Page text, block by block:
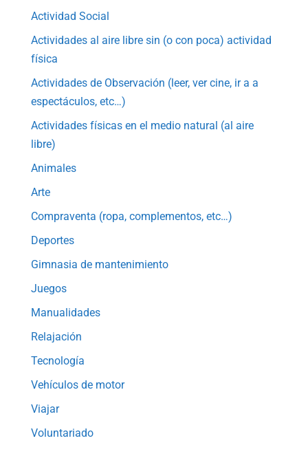
Actividad Social
Actividades al aire libre sin (o con poca) actividad
física
Actividades de Observación (leer, ver cine, ir a a
espectáculos, etc…)
Actividades físicas en el medio natural (al aire
libre)
Animales
Arte
Compraventa (ropa, complementos, etc…)
Deportes
Gimnasia de mantenimiento
Juegos
Manualidades
Relajación
Tecnología
Vehículos de motor
Viajar
Voluntariado